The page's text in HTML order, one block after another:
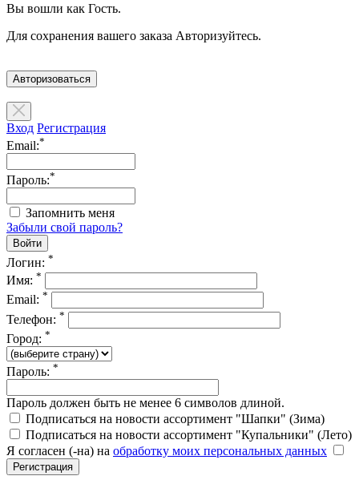
Вы вошли как Гость.
Для сохранения вашего заказа Авторизуйтесь.
Авторизоваться
Вход Регистрация
Email:*
Пароль:*
Запомнить меня
Забыли свой пароль?
Логин: *
Имя: *
Email: *
Телефон: *
Город: *
Пароль: *
Пароль должен быть не менее 6 символов длиной.
Подписаться на новости ассортимент "Шапки" (Зима)
Подписаться на новости ассортимент "Купальники" (Лето)
Я согласен (-на) на обработку моих персональных данных